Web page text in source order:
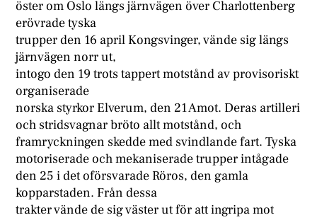
öster om Oslo längs järnvägen över Charlottenberg
erövrade tyska
trupper den 16 april Kongsvinger, vände sig längs
järnvägen norr ut,
intogo den 19 trots tappert motstånd av provisoriskt
organiserade
norska styrkor Elverum, den 21 Amot. Deras artilleri
och stridsvagnar bröto allt motstånd, och
framryckningen skedde med svindlande fart. Tyska
motoriserade och mekaniserade trupper intågade
den 25 i det oförsvarade Röros, den gamla
kopparstaden. Från dessa
trakter vände de sig väster ut för att ingripa mot